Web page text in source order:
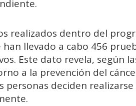
realizados dentro del
llevado a cabo 456
Este dato revela, según
a la prevención del
personas deciden